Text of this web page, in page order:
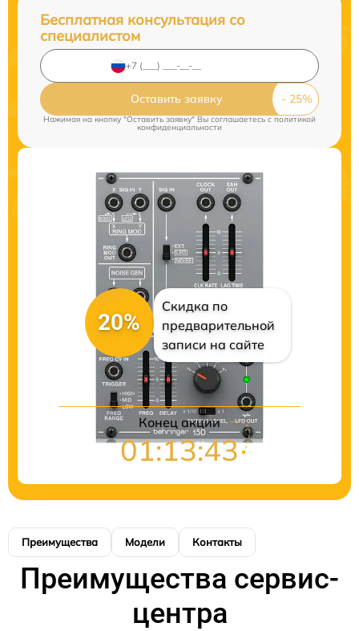
Бесплатная консультация со
специалистом
Оставить заявку
Нажимая на кнопку "Оставить заявку" Вы соглашаетесь cполитикой
конфиденциальности
20%
Скидка по
предварительной
записи на сайте
Конец акции
01:13:43
Преимущества Модели Контакты
Преимущества сервис-
центра